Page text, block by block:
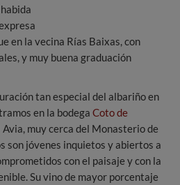
en la vecina Rías Baixas, con
y muy buena graduación
tan especial del albariño en
en la bodega Coto de
Avia, muy cerca del Monasterio de
son jóvenes inquietos y abiertos a
con el paisaje y con la
Su vino de mayor porcentaje